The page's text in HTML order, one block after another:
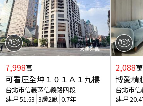
7,998萬
可看屋全坤１０１Ａ１九樓
台北市信義區信義路四段
建坪51.63 3房2廳 0.7年
2,088萬
博愛精
台北市
建坪